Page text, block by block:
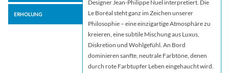
ERHOLUNG
Designer Jean-Philippe Nuel interpretiert. Die
Le Boréal steht ganz im Zeichen unserer
Philosophie – eine einzigartige Atmosphäre zu
kreieren, eine subtile Mischung aus Luxus,
Diskretion und Wohlgefühl. An Bord
dominieren sanfte, neutrale Farbtöne, denen
durch rote Farbtupfer Leben eingehaucht wird.